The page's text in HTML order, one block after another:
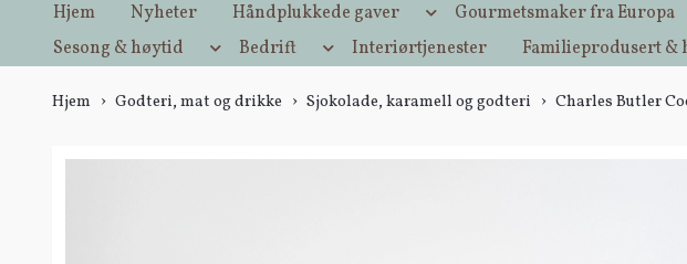
Hjem Nyheter Håndplukkede gaver Gourmetsmaker fra Europa
Sesong & høytid
Bedrift Interiørtjenester Familieprodusert &
Hjem Godteri, mat og drikke Sjokolade, karamell og godteri Charles Butler